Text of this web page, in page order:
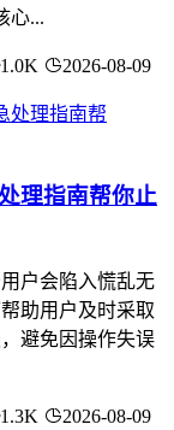
心...
1.0K 2026-08-09
理指南帮你止
户会陷入慌乱无
助用户及时采取
避免因操作失误
1.3K 2026-08-09